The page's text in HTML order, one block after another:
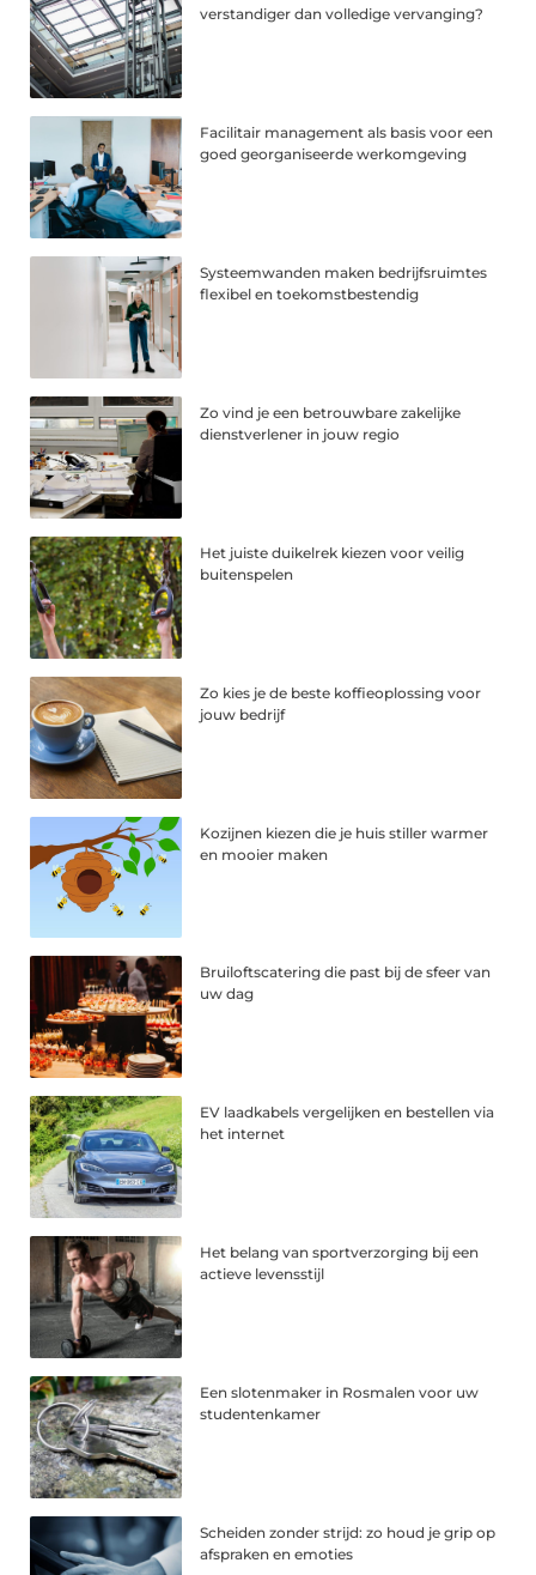
verstandiger dan volledige vervanging?
Facilitair management als basis voor een
goed georganiseerde werkomgeving
Systeemwanden maken bedrijfsruimtes
flexibel en toekomstbestendig
Zo vind je een betrouwbare zakelijke
dienstverlener in jouw regio
Het juiste duikelrek kiezen voor veilig
buitenspelen
Zo kies je de beste koffieoplossing voor
jouw bedrijf
Kozijnen kiezen die je huis stiller warmer
en mooier maken
Bruiloftscatering die past bij de sfeer van
uw dag
EV laadkabels vergelijken en bestellen via
het internet
Het belang van sportverzorging bij een
actieve levensstijl
Een slotenmaker in Rosmalen voor uw
studentenkamer
Scheiden zonder strijd: zo houd je grip op
afspraken en emoties